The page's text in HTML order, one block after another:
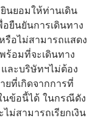
นยอมให้ท่านเดิน
ยืนยันการเดินทาง
รือไม่สามารถแสดง
ร้อมที่จะเดินทาง
ละบริษัทฯไม่ต้อง
ที่เกิดจากการที่
ข้อนี้ได้ ในกรณีดัง
ม่สามารถเรียกเงิน